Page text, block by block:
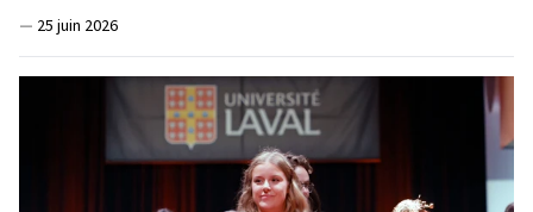
— 25 juin 2026